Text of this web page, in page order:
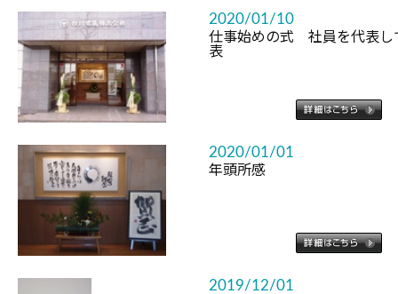
2020/01/10
仕事始めの式 社員を代表し
表
2020/01/01
年頭所感
2019/12/01